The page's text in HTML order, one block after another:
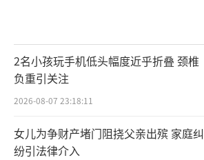
2名小孩玩手机低头幅度近乎折叠 颈椎
负重引关注
2026-08-07 23:18:11
女儿为争财产堵门阻挠父亲出殡 家庭纠
纷引法律介入